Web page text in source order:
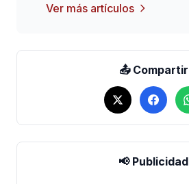
📤 Compartir
📢 Publicidad
Ver más artículos